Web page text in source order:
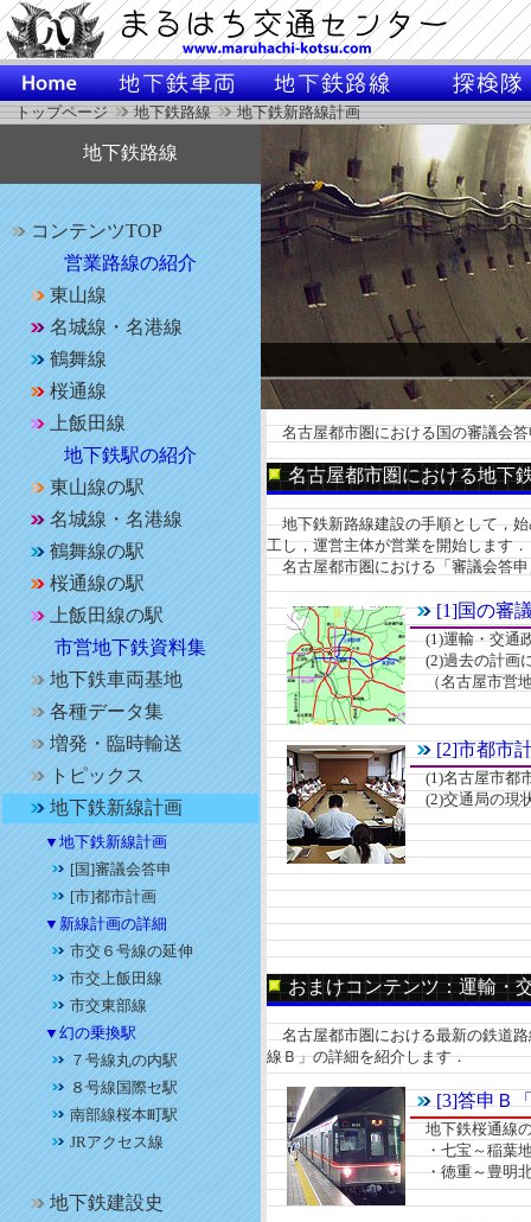
トップページ 地下鉄路線 地下鉄新路線計画
地下鉄路線
コンテンツTOP
営業路線の紹介
東山線
名城線・名港線
鶴舞線
桜通線
上飯田線
地下鉄駅の紹介
東山線の駅
名城線・名港線
鶴舞線の駅
桜通線の駅
上飯田線の駅
市営地下鉄資料集
地下鉄車両基地
各種データ集
増発・臨時輸送
トピックス
地下鉄新線計画
▼地下鉄新線計画
[国]審議会答申
[市]都市計画
▼新線計画の詳細
市交６号線の延伸
市交上飯田線
市交東部線
▼幻の乗換駅
７号線丸の内駅
８号線国際セ駅
南部線桜本町駅
JRアクセス線
地下鉄建設史
名古屋都市圏における国の審議会
名古屋都市圏における地下
地下鉄新路線建設の手順として，始
工し，運営主体が営業を開始します．
名古屋都市圏における「審議会答
[1]国の審
(1)運輸・交通
(2)過去の計画
（名古屋市営
[2]市都市
(1)名古屋市都
(2)交通局の現
おまけコンテンツ：運輸・
名古屋都市圏における最新の鉄道路
線Ｂ」の詳細を紹介します．
[3]答申Ｂ
地下鉄桜通線の
・七宝～稲葉
・徳重～豊明北